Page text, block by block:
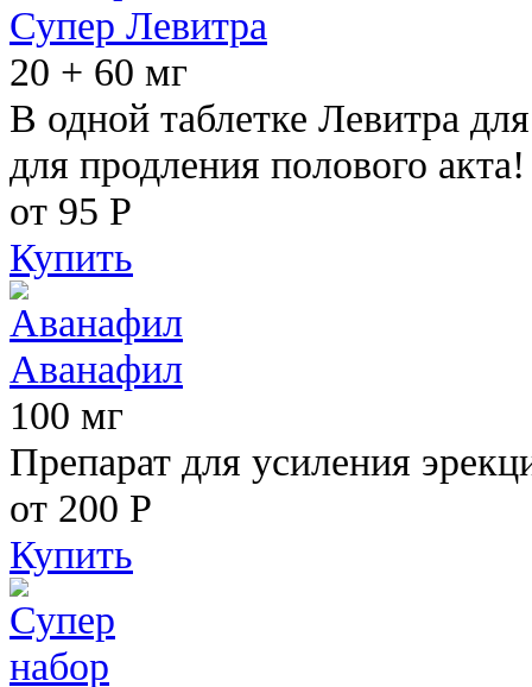
Супер Левитра
20 + 60 мг
В одной таблетке Левитра
для продления полового акта!
от 95 Р
Купить
Аванафил
100 мг
Препарат для усиления
от 200 Р
Купить